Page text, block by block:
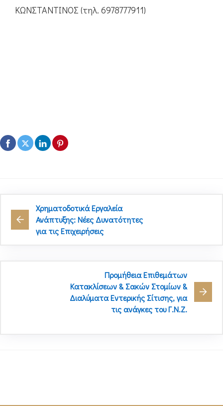
ΚΩΝΣΤΑΝΤΙΝΟΣ (τηλ. 6978777911)
Χρηματοδοτικά Εργαλεία
Ανάπτυξης: Νέες Δυνατότητες
για τις Επιχειρήσεις
Προμήθεια Επιθεμάτων
Κατακλίσεων & Σακών Στομίων &
Διαλύματα Εντερικής Σίτισης, για
τις ανάγκες του Γ.Ν.Ζ.